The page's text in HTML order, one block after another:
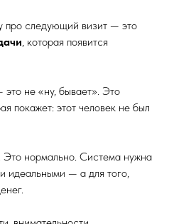
про следующий визит — это
, которая появится
не «ну, бывает». Это
покажет: этот человек не был
нормально. Система нужна
идеальными — а для того,